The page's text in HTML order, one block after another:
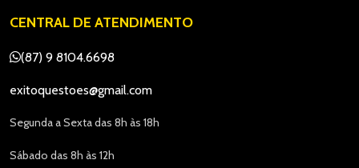
CENTRAL DE ATENDIMENTO
(87) 9 8104.6698
exitoquestoes@gmail.com
Segunda a Sexta das 8h às 18h
Sábado das 8h às 12h